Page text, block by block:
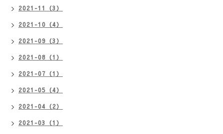
2021-11（3）
2021-10（4）
2021-09（3）
2021-08（1）
2021-07（1）
2021-05（4）
2021-04（2）
2021-03（1）